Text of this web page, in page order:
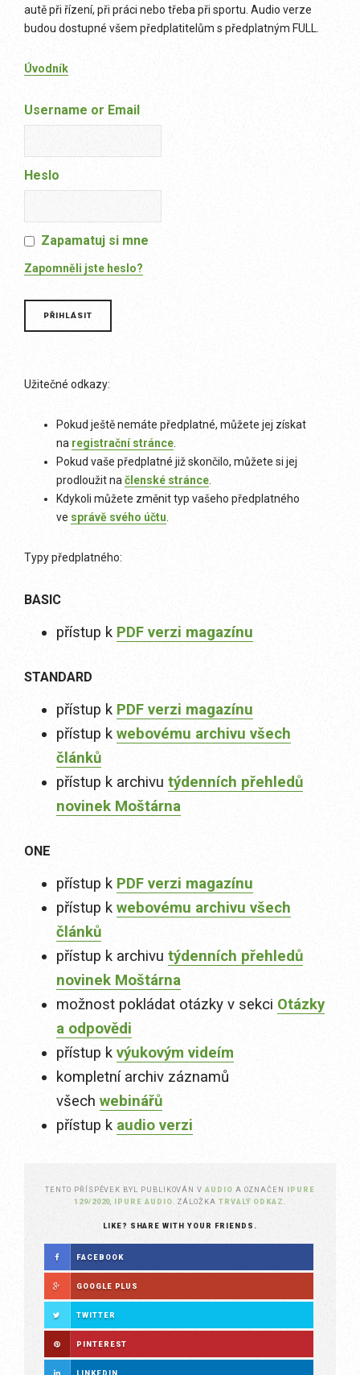
autě při řízení, při práci nebo třeba při sportu. Audio verze
budou dostupné všem předplatitelům s předplatným FULL.
Úvodník
Username or Email
Heslo
Zapamatuj si mne
Zapomněli jste heslo?
Užitečné odkazy:
Pokud ještě nemáte předplatné, můžete jej získat
na registrační stránce
Pokud vaše předplatné již skončilo, můžete si jej
prodloužit na členské stránce
Kdykoli můžete změnit typ vašeho předplatného
ve správě svého účtu
Typy předplatného:
BASIC
přístup k PDF verzi magazínu
STANDARD
přístup k PDF verzi magazínu
přístup k webovému archivu všech
článků
přístup k archivu týdenních přehledů
novinek Moštárna
ONE
přístup k PDF verzi magazínu
přístup k webovému archivu všech
článků
přístup k archivu týdenních přehledů
novinek Moštárna
možnost pokládat otázky v sekci Otázky
a odpovědi
přístup k výukovým videím
kompletní archiv záznamů
všech webinářů
přístup k audio verzi
TENTO PŘÍSPĚVEK BYL PUBLIKOVÁN VAUDIO A OZNAČEN IPURE
129/2020 IPURE AUDIO . ZÁLOŽKA TRVALÝ ODKAZ
LIKE? SHARE WITH YOUR FRIENDS.
FACEBOOK
GOOGLE PLUS
TWITTER
PINTEREST
LINKEDIN